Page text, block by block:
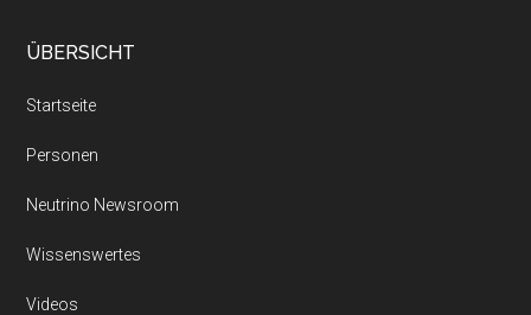
Footer
ÜBERSICHT
Startseite
Personen
Neutrino Newsroom
Wissenswertes
Videos